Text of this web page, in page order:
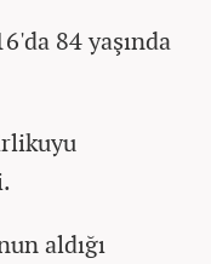
84 yaşında
aldığı